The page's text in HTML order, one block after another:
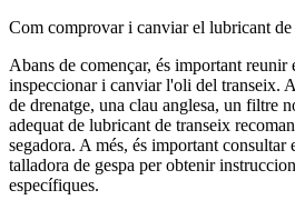
Com comprovar i canviar el lubricant de
Abans de començar, és important reunir
inspeccionar i canviar l'oli del transeix.
de drenatge, una clau anglesa, un filtre
adequat de lubricant de transeix
segadora. A més, és important consultar
talladora de gespa per obtenir
específiques.